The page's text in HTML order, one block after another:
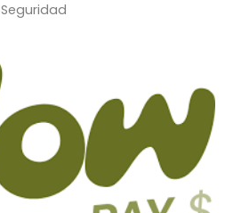
Seguridad